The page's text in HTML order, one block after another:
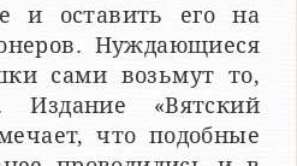
и оставить его на
Нуждающиеся
сами возьмут то,
«Вятский
что подобные